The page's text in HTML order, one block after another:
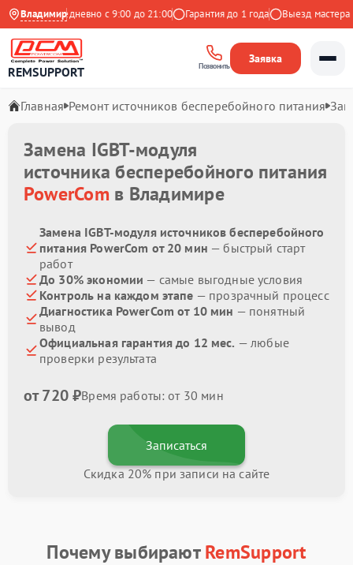
Владимир
Ежедневно с 9:00 до 21:00 Гарантия до 1 года Выезд мастера
REMSUPPORT Позвонить
Заявка
Главная Ремонт источников бесперебойного питания
Замена IGBT-модуля
источника бесперебойного питания
PowerComв Владимире
Замена IGBT-модуля источников бесперебойного
питания PowerCom от 20 мин — быстрый старт
работ
До 30% экономии — самые выгодные условия
Контроль на каждом этапе — прозрачный процесс
Диагностика PowerCom от 10 мин — понятный
вывод
Официальная гарантия до 12 мес. — любые
проверки результата
от 720 ₽Время работы: от 30 мин
Записаться
Скидка 20% при записи на сайте
Почему выбираютRemSupport